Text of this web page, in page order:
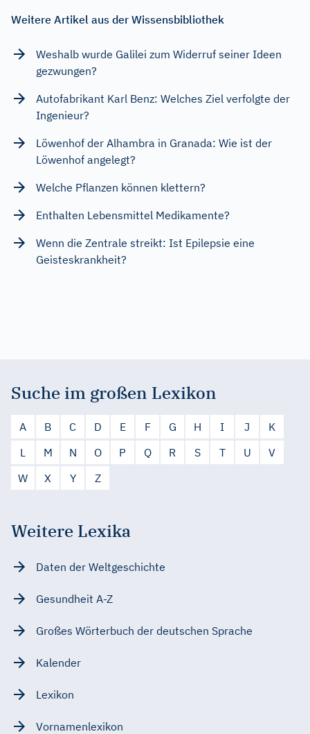
Weitere Artikel aus der Wissensbibliothek
Weshalb wurde Galilei zum Widerruf seiner Ideen
gezwungen?
Autofabrikant Karl Benz: Welches Ziel verfolgte der
Ingenieur?
Löwenhof der Alhambra in Granada: Wie ist der
Löwenhof angelegt?
Welche Pflanzen können klettern?
Enthalten Lebensmittel Medikamente?
Wenn die Zentrale streikt: Ist Epilepsie eine
Geisteskrankheit?
Suche im großen Lexikon
A B C D E F G H I J
K
L
M N O P Q R S T U
V
W
X Y Z
Weitere Lexika
Daten der Weltgeschichte
Gesundheit A-Z
Großes Wörterbuch der deutschen Sprache
Kalender
Lexikon
Vornamenlexikon